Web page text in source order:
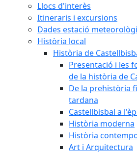
Llocs d'interès
Itineraris i excursions
Dades estació
Història local
Història de
Presentació i les
de la història de
De la prehistòria
tardana
Castellbisbal a
Història moderna
Història
Art i Arquitectura